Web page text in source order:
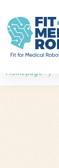
Homepage